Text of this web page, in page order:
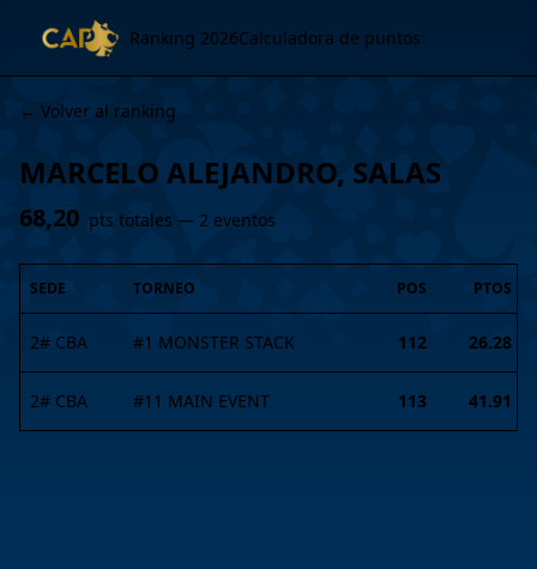
Ranking 2026Calculadora de puntos
← Volver al ranking
MARCELO ALEJANDRO, SALAS
68,20 pts totales — 2 eventos
SEDE TORNEO POS PTOS
2# CBA #1 MONSTER STACK 112 26.28
2# CBA #11 MAIN EVENT 113 41.91